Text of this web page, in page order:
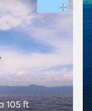
105 ft